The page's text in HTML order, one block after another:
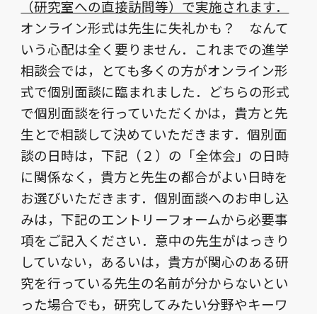
（研究室への直接訪問等）で実施されます．
オンライン形式は先生に失礼かも？ なんて
いう心配は全く要りません．これまでの進学
相談会では，とても多くの方がオンライン形
式で個別面談に臨まれました． どちらの形式
で個別面談を行っていただくかは，貴方と先
生とで相談して決めていただきます．個別面
談の日時は，下記（２）の「全体会」の日時
に関係なく，貴方と先生の都合がよい日時を
お選びいただきます．個別面談へのお申し込
みは，下記のエントリーフォームから必要事
項をご記入ください．意中の先生がはっきり
していない，あるいは，貴方が関心のある研
究を行っている先生の名前が分からないとい
った場合でも，研究してみたい分野やキーワ